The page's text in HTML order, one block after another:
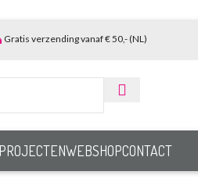
Gratis verzending vanaf € 50,- (NL)
PROJECTENWEBSHOPCONTACT